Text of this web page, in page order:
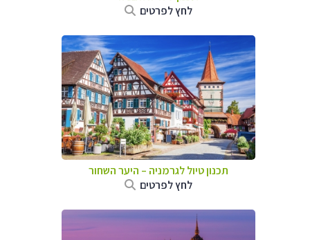
לחץ לפרטים
תכנון טיול לגרמניה – היער השחור
לחץ לפרטים